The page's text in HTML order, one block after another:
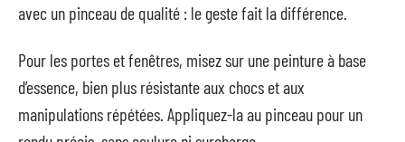
avec un pinceau de qualité : le geste fait la différence.
Pour les portes et fenêtres, misez sur une peinture à base
d’essence, bien plus résistante aux chocs et aux
manipulations répétées. Appliquez-la au pinceau pour un